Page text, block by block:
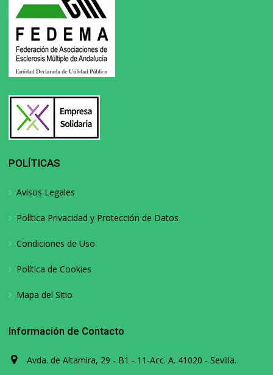
POLÍTICAS
Avisos Legales
Política Privacidad y Protección de Datos
Condiciones de Uso
Política de Cookies
Mapa del Sitio
Información de Contacto
Avda. de Altamira, 29 - B1 - 11-Acc. A. 41020 - Sevilla.